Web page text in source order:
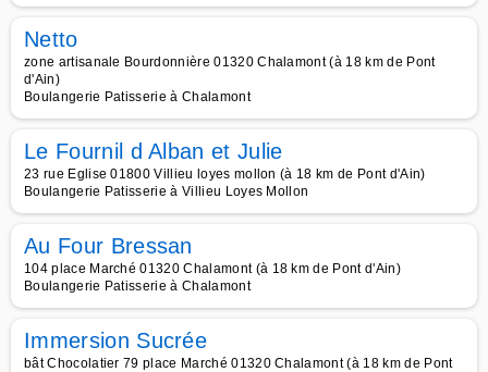
Netto
zone artisanale Bourdonnière 01320 Chalamont (à 18 km de Pont
d'Ain)
Boulangerie Patisserie à Chalamont
Le Fournil d Alban et Julie
23 rue Eglise 01800 Villieu loyes mollon (à 18 km de Pont d'Ain)
Boulangerie Patisserie à Villieu Loyes Mollon
Au Four Bressan
104 place Marché 01320 Chalamont (à 18 km de Pont d'Ain)
Boulangerie Patisserie à Chalamont
Immersion Sucrée
bât Chocolatier 79 place Marché 01320 Chalamont (à 18 km de Pont